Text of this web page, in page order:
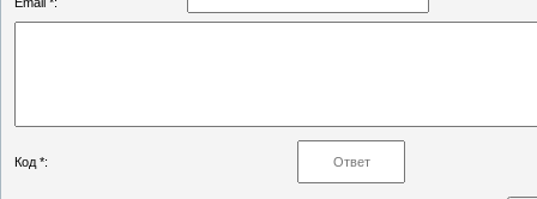
Код *: